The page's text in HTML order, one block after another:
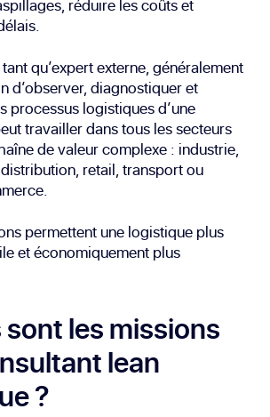
réduire les coûts et
qu’expert externe, généralement
d’observer, diagnostiquer et
processus logistiques d’une
travailler dans tous les secteurs
de valeur complexe : industrie,
retail, transport ou
permettent une logistique plus
et économiquement plus
sont les missions
lean
?